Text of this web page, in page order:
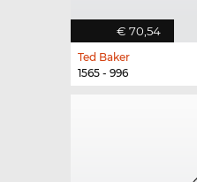
€ 70,54
Ted Baker
1565 - 996